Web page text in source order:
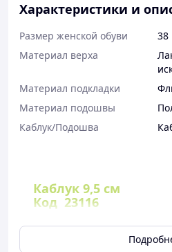
Характеристики и
Размер женской обуви
38
Материал верха
Материал подкладки
Материал подошвы
Каблук/Подошва
Каблук 9,5 см
Код 23116
Удобная колодка
Застёжка - Ремешок